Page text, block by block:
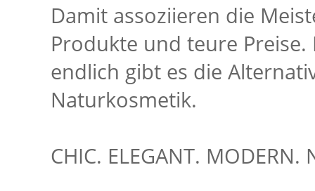
Damit assoziieren die
Produkte und teure
endlich gibt es die
Naturkosmetik.
CHIC. ELEGANT. MODERN.